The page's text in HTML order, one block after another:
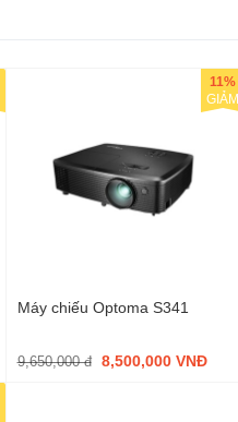
Máy chiếu Optoma S341
9,650,000 đ 8,500,000 VNĐ
11%
GIẢM